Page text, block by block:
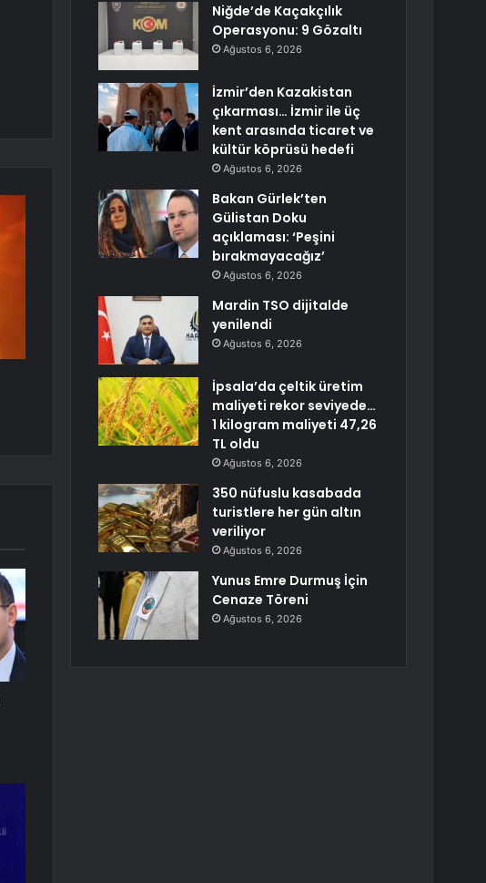
Niğde’de Kaçakçılık
Operasyonu: 9 Gözaltı
Ağustos 6, 2026
İzmir’den Kazakistan
çıkarması… İzmir ile üç
kent arasında ticaret ve
kültür köprüsü hedefi
Ağustos 6, 2026
Bakan Gürlek’ten
Gülistan Doku
açıklaması: ‘Peşini
bırakmayacağız’
Ağustos 6, 2026
Mardin TSO dijitalde
yenilendi
Ağustos 6, 2026
İpsala’da çeltik üretim
maliyeti rekor seviyede…
1 kilogram maliyeti 47,26
TL oldu
Ağustos 6, 2026
350 nüfuslu kasabada
turistlere her gün altın
veriliyor
Ağustos 6, 2026
Yunus Emre Durmuş İçin
Cenaze Töreni
Ağustos 6, 2026